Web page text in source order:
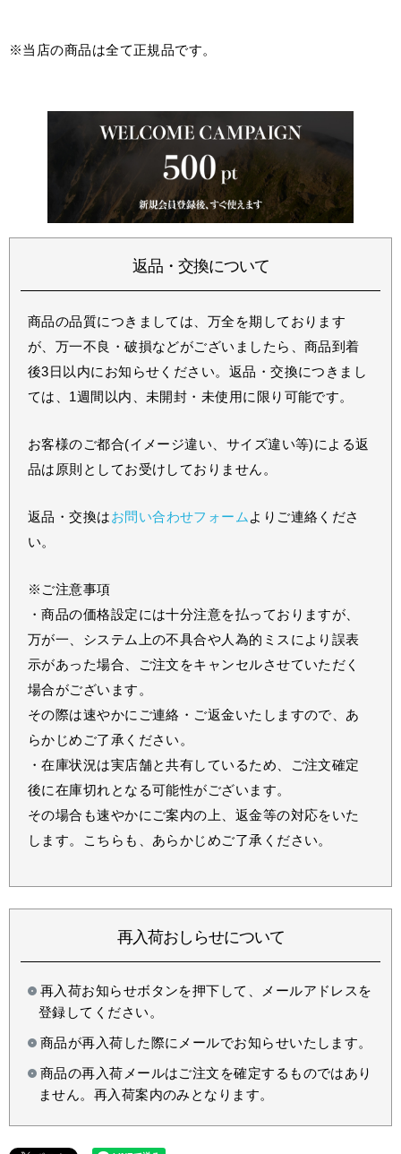
※当店の商品は全て正規品です。
返品・交換について
商品の品質につきましては、万全を期しております
が、万一不良・破損などがございましたら、商品到着
後3日以内にお知らせください。返品・交換につきまし
ては、1週間以内、未開封・未使用に限り可能です。
お客様のご都合(イメージ違い、サイズ違い等)による返
品は原則としてお受けしておりません。
返品・交換はお問い合わせフォーム よりご連絡くださ
い。
※ご注意事項
・商品の価格設定には十分注意を払っておりますが、
万が一、システム上の不具合や人為的ミスにより誤表
示があった場合、ご注文をキャンセルさせていただく
場合がございます。
その際は速やかにご連絡・ご返金いたしますので、あ
らかじめご了承ください。
・在庫状況は実店舗と共有しているため、ご注文確定
後に在庫切れとなる可能性がございます。
その場合も速やかにご案内の上、返金等の対応をいた
します。こちらも、あらかじめご了承ください。
再入荷おしらせについて
再入荷お知らせボタンを押下して、メールアドレスを
登録してください。
商品が再入荷した際にメールでお知らせいたします。
商品の再入荷メールはご注文を確定するものではあり
ません。再入荷案内のみとなります。